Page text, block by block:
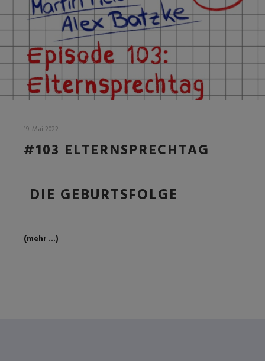
19. Mai 2022
#103 ELTERNSPRECHTAG
DIE GEBURTSFOLGE
(mehr …)